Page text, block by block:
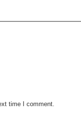
time I comment.